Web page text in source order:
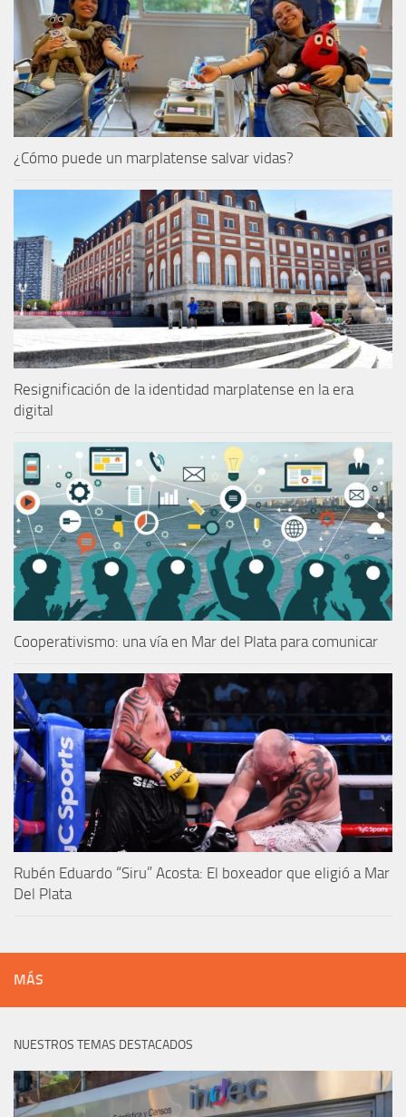
¿Cómo puede un marplatense salvar vidas?
Resignificación de la identidad marplatense en la era
digital
Cooperativismo: una vía en Mar del Plata para comunicar
Rubén Eduardo “Siru” Acosta: El boxeador que eligió a Mar
Del Plata
MÁS
NUESTROS TEMAS DESTACADOS